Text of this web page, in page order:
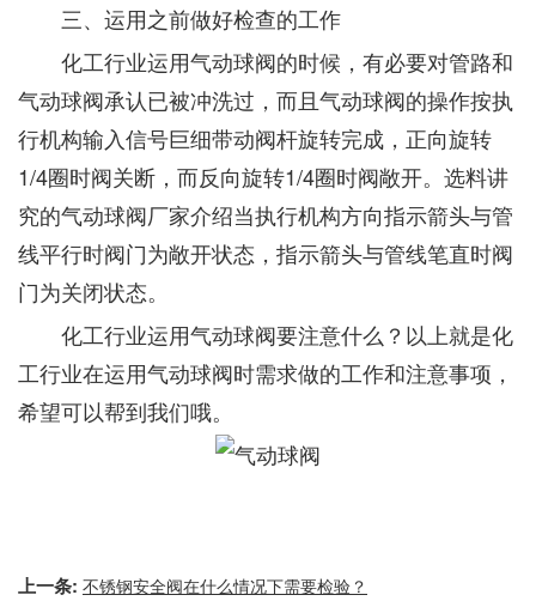
三、运用之前做好检查的工作
化工行业运用气动球阀的时候，有必要对管路和
气动球阀承认已被冲洗过，而且气动球阀的操作按执
行机构输入信号巨细带动阀杆旋转完成，正向旋转
1/4圈时阀关断，而反向旋转1/4圈时阀敞开。选料讲
究的气动球阀厂家介绍当执行机构方向指示箭头与管
线平行时阀门为敞开状态，指示箭头与管线笔直时阀
门为关闭状态。
化工行业运用气动球阀要注意什么？以上就是化
工行业在运用气动球阀时需求做的工作和注意事项，
希望可以帮到我们哦。
上一条: 不锈钢安全阀在什么情况下需要检验？